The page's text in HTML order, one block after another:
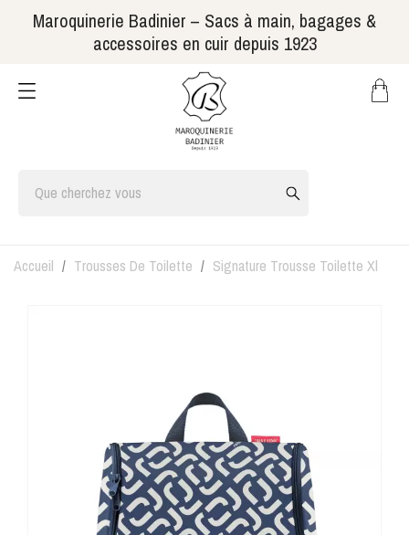
Maroquinerie Badinier – Sacs à main, bagages &
accessoires en cuir depuis 1923
Accueil Trousses De Toilette Signature Trousse Toilette Xl